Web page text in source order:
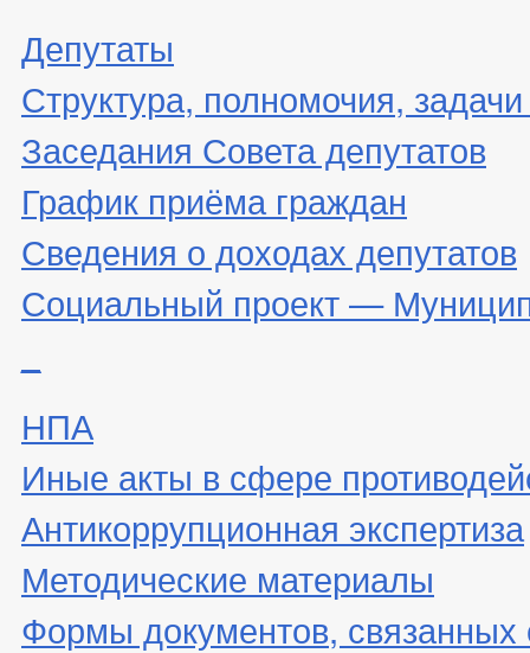
Депутаты
Структура, полномочия,
Заседания Совета депутатов
График приёма граждан
Сведения о доходах депутатов
Социальный проект —
НПА
Иные акты в сфере
Антикоррупционная экспертиза
Методические материалы
Формы документов, связанных